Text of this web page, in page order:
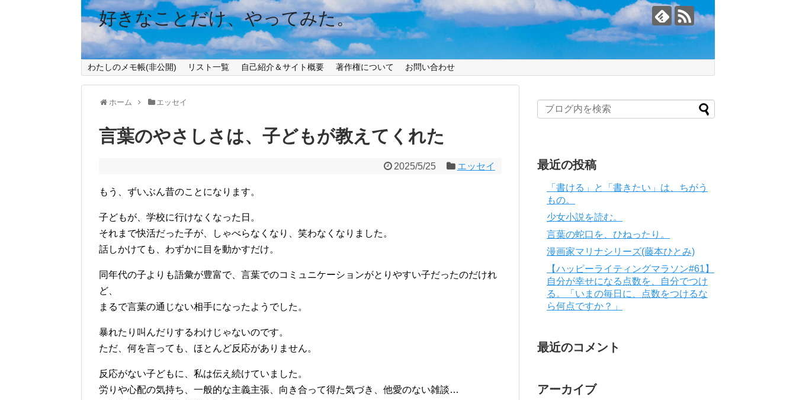
好きなことだけ、やってみた。
わたしのメモ帳(非公開) リスト一覧 自己紹介＆サイト概要 著作権について お問い合わせ
ホーム エッセイ
言葉のやさしさは、子どもが教えてくれた
2025/5/25 エッセイ
もう、ずいぶん昔のことになります。
子どもが、学校に行けなくなった日。
それまで快活だった子が、しゃべらなくなり、笑わなくなりました。
話しかけても、わずかに目を動かすだけ。
同年代の子よりも語彙が豊富で、言葉でのコミュニケーションがとりやすい子だったのだけれ
ど、
まるで言葉の通じない相手になったようでした。
暴れたり叫んだりするわけじゃないのです。
ただ、何を言っても、ほとんど反応がありません。
反応がない子どもに、私は伝え続けていました。
労りや心配の気持ち、一般的な主義主張、向き合って得た気づき、他愛のない雑談…
最近の投稿
「書ける」と「書きたい」は、ちがう
もの。
少女小説を読む。
言葉の蛇口を、ひねったり。
漫画家マリナシリーズ(藤本ひとみ)
【ハッピーライティングマラソン#61】
自分が幸せになる点数を、自分でつけ
る。「いまの毎日に、点数をつけるな
ら何点ですか？」
最近のコメント
アーカイブ